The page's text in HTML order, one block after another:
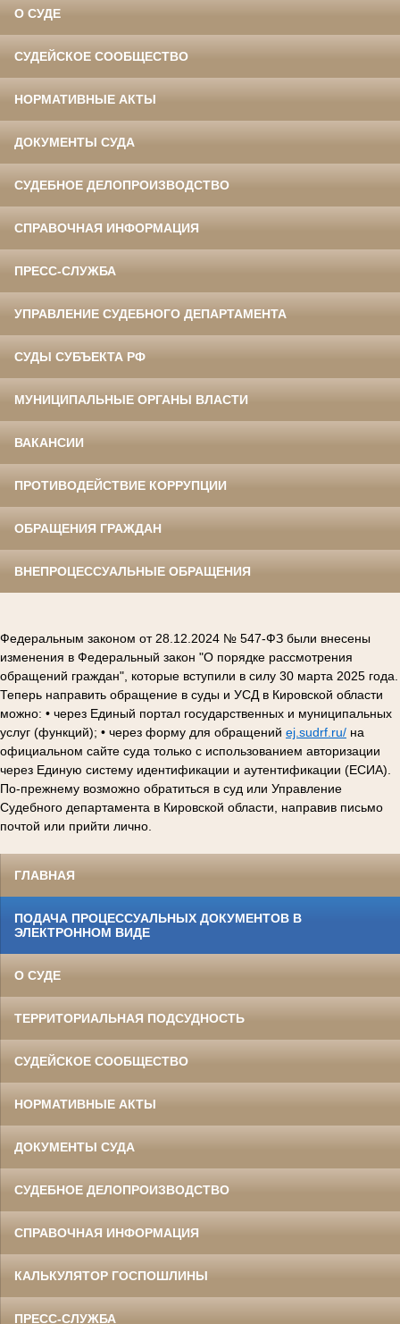
О СУДЕ
СУДЕЙСКОЕ СООБЩЕСТВО
НОРМАТИВНЫЕ АКТЫ
ДОКУМЕНТЫ СУДА
СУДЕБНОЕ ДЕЛОПРОИЗВОДСТВО
СПРАВОЧНАЯ ИНФОРМАЦИЯ
ПРЕСС-СЛУЖБА
УПРАВЛЕНИЕ СУДЕБНОГО ДЕПАРТАМЕНТА
СУДЫ СУБЪЕКТА РФ
МУНИЦИПАЛЬНЫЕ ОРГАНЫ ВЛАСТИ
ВАКАНСИИ
ПРОТИВОДЕЙСТВИЕ КОРРУПЦИИ
ОБРАЩЕНИЯ ГРАЖДАН
ВНЕПРОЦЕССУАЛЬНЫЕ ОБРАЩЕНИЯ
Федеральным законом от 28.12.2024 № 547-ФЗ были внесены
изменения в Федеральный закон "О порядке рассмотрения
обращений граждан", которые вступили в силу 30 марта 2025 года.
Теперь направить обращение в суды и УСД в Кировской области
можно: • через Единый портал государственных и муниципальных
услуг (функций); • через форму для обращений ej.sudrf.ru/ на
официальном сайте суда только с использованием авторизации
через Единую систему идентификации и аутентификации (ЕСИА).
По-прежнему возможно обратиться в суд или Управление
Судебного департамента в Кировской области, направив письмо
почтой или прийти лично.
ГЛАВНАЯ
ПОДАЧА ПРОЦЕССУАЛЬНЫХ ДОКУМЕНТОВ В
ЭЛЕКТРОННОМ ВИДЕ
О СУДЕ
ТЕРРИТОРИАЛЬНАЯ ПОДСУДНОСТЬ
СУДЕЙСКОЕ СООБЩЕСТВО
НОРМАТИВНЫЕ АКТЫ
ДОКУМЕНТЫ СУДА
СУДЕБНОЕ ДЕЛОПРОИЗВОДСТВО
СПРАВОЧНАЯ ИНФОРМАЦИЯ
КАЛЬКУЛЯТОР ГОСПОШЛИНЫ
ПРЕСС-СЛУЖБА